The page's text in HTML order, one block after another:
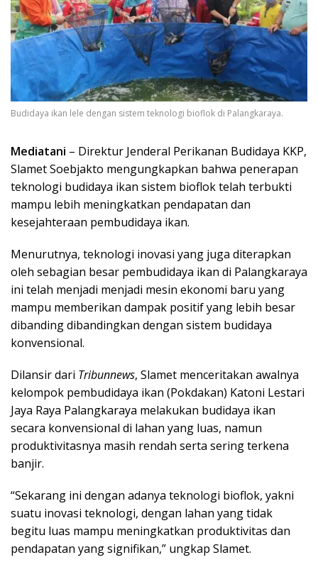
Budidaya ikan lele dengan sistem teknologi bioflok di Palangkaraya.
Mediatani – Direktur Jenderal Perikanan Budidaya KKP,
Slamet Soebjakto mengungkapkan bahwa penerapan
teknologi budidaya ikan sistem bioflok telah terbukti
mampu lebih meningkatkan pendapatan dan
kesejahteraan pembudidaya ikan.
Menurutnya, teknologi inovasi yang juga diterapkan
oleh sebagian besar pembudidaya ikan di Palangkaraya
ini telah menjadi menjadi mesin ekonomi baru yang
mampu memberikan dampak positif yang lebih besar
dibanding dibandingkan dengan sistem budidaya
konvensional.
Dilansir dari Tribunnews, Slamet menceritakan awalnya
kelompok pembudidaya ikan (Pokdakan) Katoni Lestari
Jaya Raya Palangkaraya melakukan budidaya ikan
secara konvensional di lahan yang luas, namun
produktivitasnya masih rendah serta sering terkena
banjir.
“Sekarang ini dengan adanya teknologi bioflok, yakni
suatu inovasi teknologi, dengan lahan yang tidak
begitu luas mampu meningkatkan produktivitas dan
pendapatan yang signifikan,” ungkap Slamet.